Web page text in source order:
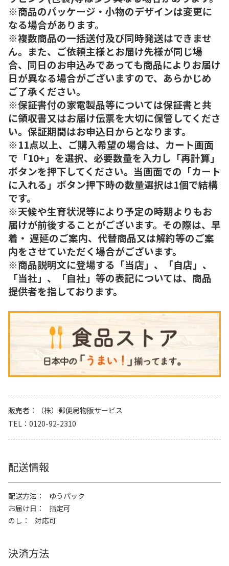
※商品のパッケージ・小物のデザインは変更に
なる場合があります。
※複数商品の一括送付及び同時発送はできませ
ん。また、ご依頼主様とお届け先様が同じ場
合、同日のお申込みであっても商品によりお届け
日が異なる場合がございますので、あらかじめ
ご了承ください。
※保証書付の家電製品等については保証書と共
に領収書又はお届け伝票を大切に保管してくださ
い。保証期間はお申込日からとなります。
※11点以上、ご購入希望の場合は、カート画面
で「10+」を選択、必要数量を入力し「再計算」
ボタンを押下してください。当画面での「カート
に入れる」ボタン押下時の数量選択は1個で結構
です。
※天候や生育状況等により予定の時期よりもお
届けが前後することがございます。その際は、早
着・ 遅延のご案内、代替商品又は解約等のご案
内をさせていただく場合がございます。
※商品説明文に登場する「当店」、「自店」、
「当社」、「自社」等の表記については、商品
提供者を指しております。
販売者
（株）郵便局物販サービス
TEL
0120-92-2310
配送情報
配送方法
ゆうパック
お届け日
指定可
のし
対応可
決済方法